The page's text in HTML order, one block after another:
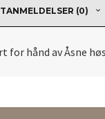
(0)
hånd av Åsne